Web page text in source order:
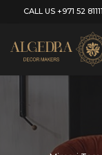
CALL US +971 52